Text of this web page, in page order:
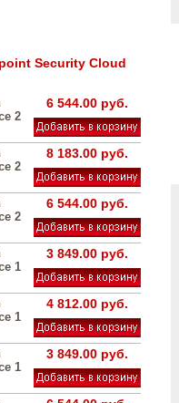
Security Cloud
2
6 544.00 руб.
2
8 183.00 руб.
2
6 544.00 руб.
1
3 849.00 руб.
1
4 812.00 руб.
1
3 849.00 руб.